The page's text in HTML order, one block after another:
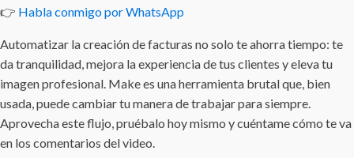
👉 Habla conmigo por WhatsApp
Automatizar la creación de facturas no solo te ahorra tiempo: te
da tranquilidad, mejora la experiencia de tus clientes y eleva tu
imagen profesional. Make es una herramienta brutal que, bien
usada, puede cambiar tu manera de trabajar para siempre.
Aprovecha este flujo, pruébalo hoy mismo y cuéntame cómo te va
en los comentarios del video.